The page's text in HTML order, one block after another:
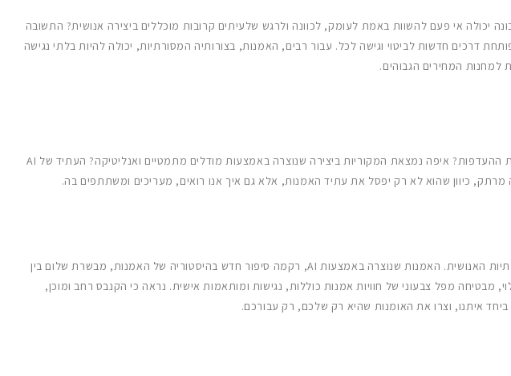
ישנם אנשים שעשויים לשאול על האמינות והנשמה של אמנות שנולדה ממעגלים וקודים. אכן, האם אמנות שנוצרה על ידי מכונה יכולה אי פעם להשוות באמת לעומק, לכוונה ולרגש שלעיתים קרובות מוכללים ביצירה אנושית? התשובה
איננה שחור או לבן. אמנות AI אינה מקבילה לשכפול היצירתיות האנושית, אלא הרחבה של ההתקדמות הטכנולוגית שלנו הפותחת דרכים חדשות לביטוי וגישה לכל. עבור רבים, האמנות, בצורותיה המסורתיות, יכולה להיות בלתי נגישה
המחירים הגבוהים.
בתוך עולם האמנות בעזרת AI, עולות השאלות – מי הוא האמן בעצם? האלגוריתם, המתכנת, או המשתמש הסופי המציין את ההעדפות? איפה נמצאת המקוריות ביצירה שנוצרה באמצעות מודלים מתמטיים ואנליטיקה? העתיד של AI
מרתק, כיוון שהוא לא רק יפסל את עתיד האמנות, אלא גם איך אנו רואים, מעריכים ומשתתפים בה.
הקסם כאשר מביטים קדימה, המיזוג של AI ואמנות חושף פרדיגמה מעניינת, בה טכנולוגיה אינה מתחרה אלא שותפה ליצירתיות האנושית. האמנות שנוצרה באמצעות AI, רקמה סיפור חדש בהיסטוריה של האמנות, מבשרת שלום בין
התקדמות טכנולוגית ויצירתיות אנושית. הדרך שלפנינו, מנוקדת בשאלות אתיות, פילוסופיות ויצירתיות, בשלה לחקירה ולגילוי, מבטיחה מפל צבעוני של חוויות אמנות כוללות, נגישות ומותאמות אישית. נראה כי הקנבס רחב ומוכן,
איתנו, וצרו את האומנות שהיא רק שלכם, רק עבורכם.